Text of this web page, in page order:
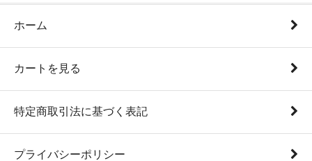
ホーム
カートを見る
特定商取引法に基づく表記
プライバシーポリシー